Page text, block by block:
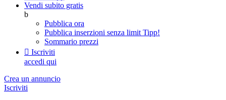
Vendi subito gratis
b
Pubblica ora
Pubblica inserzioni senza limit Tipp!
Sommario prezzi
 Iscriviti
accedi qui
Crea un annuncio
Iscriviti